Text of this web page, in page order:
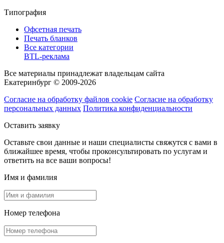
Типография
Офсетная печать
Печать бланков
Все категории
BTL-реклама
Все материалы принадлежат владельцам сайта
Екатеринбург © 2009-2026
Согласие на обработку файлов cookie Согласие на обработку
персональных данных Политика конфиденциальности
Оставить заявку
Оставьте свои данные и наши специалисты свяжутся с вами в
ближайшее время, чтобы проконсультировать по услугам и
ответить на все ваши вопросы!
Имя и фамилия
Номер телефона